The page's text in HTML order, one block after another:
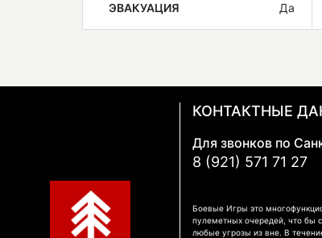
ЭВАКУАЦИЯ
Да
КОНТАКТНЫЕ
Для звонков по
8 (921) 571 71 27
Боевые Игры это
пулеметных очередей, что бы
любые угрозы из вне. В